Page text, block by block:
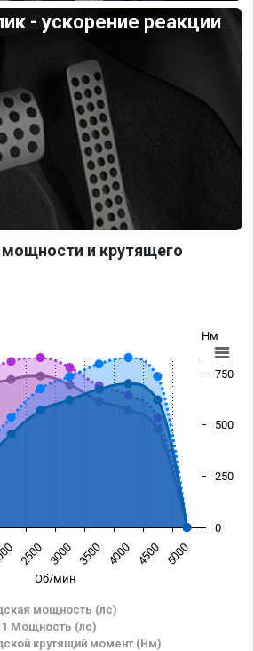
- ускорение реакции
мощности и крутящего
Об/мин
Нм
мощность (лс)
1 Мощность (лс)
крутящий момент (Нм)
2500 3000 3500 4000 4500 5000
0
250
500
750